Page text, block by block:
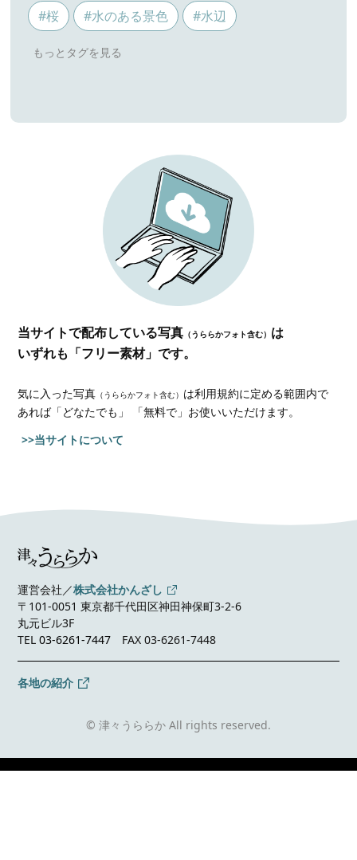
#桜 #水のある景色 #水辺
当サイトで配布している写真 （うららかフォト含む） は
いずれも「フリー素材」です。
気に入った写真 （うららかフォト含む） は利用規約に定める範囲内で
あれば「どなたでも」 「無料で」お使いいただけます。
>>当サイトについて
運営会社／株式会社かんざし
〒101-0051 東京都千代田区神田神保町3-2-6
丸元ビル3F
TEL03-6261-7447 FAX 03-6261-7448
各地の紹介
© 津々うららか All rights reserved.